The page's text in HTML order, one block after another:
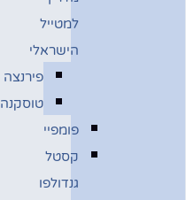
למטייל
הישראלי
פירנצה
טוסקנה
פומפיי
קסטל
גנדולפו